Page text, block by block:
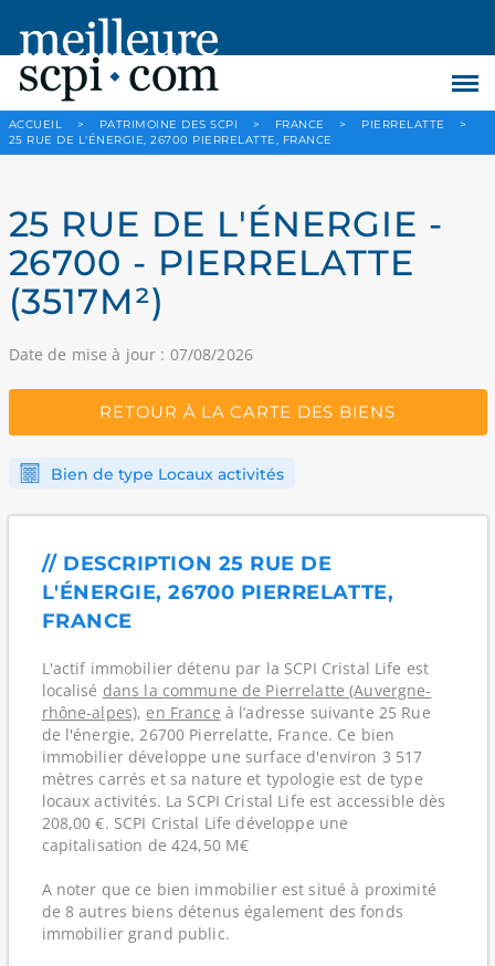
ACCUEIL > PATRIMOINE DES SCPI > FRANCE > PIERRELATTE
>
25 RUE DE L'ÉNERGIE, 26700 PIERRELATTE, FRANCE
25 RUE DE L'ÉNERGIE -
26700 - PIERRELATTE
(3517M²)
Date de mise à jour : 07/08/2026
RETOUR À LA CARTE DES BIENS
Bien de type Locaux activités
// DESCRIPTION 25 RUE DE
L'ÉNERGIE, 26700 PIERRELATTE,
FRANCE
L'actif immobilier détenu par la SCPI Cristal Life est
localisé dans la commune de Pierrelatte (Auvergne-
rhône-alpes), en France à l’adresse suivante 25 Rue
de l'énergie, 26700 Pierrelatte, France. Ce bien
immobilier développe une surface d'environ 3 517
mètres carrés et sa nature et typologie est de type
locaux activités. La SCPI Cristal Life est accessible dès
208,00 €. SCPI Cristal Life développe une
capitalisation de 424,50 M€
A noter que ce bien immobilier est situé à proximité
de 8 autres biens détenus également des fonds
immobilier grand public.